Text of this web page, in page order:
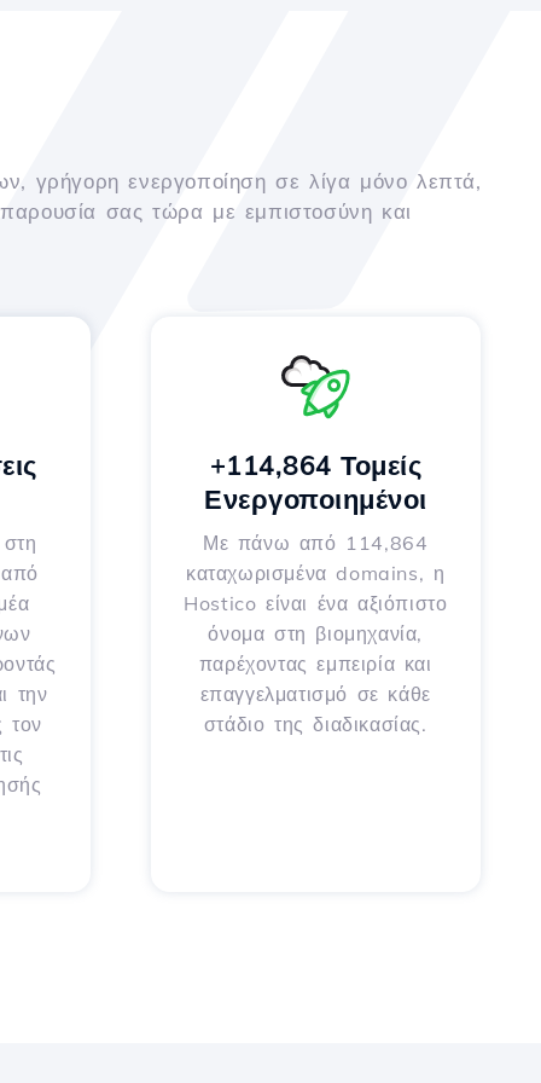
γρήγορη ενεργοποίηση σε λίγα μόνο λεπτά,
σας τώρα με εμπιστοσύνη και
την
τον
+114,864 Τομείς
Ενεργοποιημένοι
Με πάνω από 114,864
καταχωρισμένα domains, η
Hostico είναι ένα αξιόπιστο
όνομα στη βιομηχανία,
παρέχοντας εμπειρία και
επαγγελματισμό σε κάθε
στάδιο της διαδικασίας.